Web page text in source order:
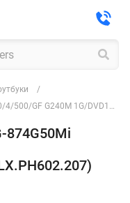
Ноутбук Acer Aspire 5739G-874G50Mi P8700/4/500/GF G240M 1G/DVD15.6"HD/Win7 HP (LX.PH602.207)
874G50Mi